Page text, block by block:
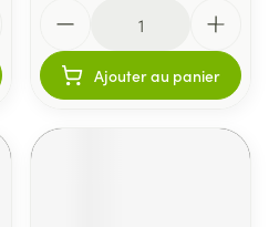
Ajouter au panier